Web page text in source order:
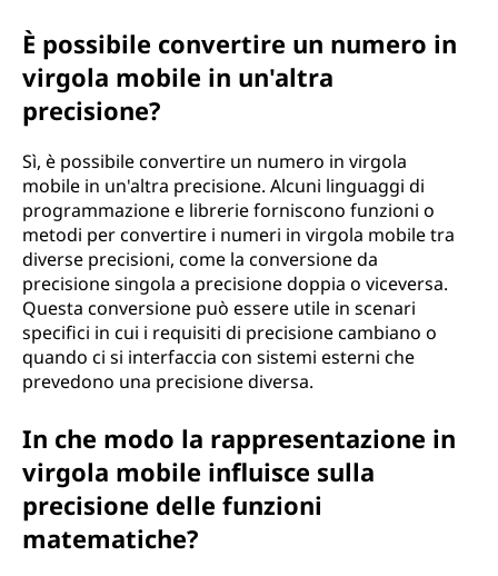
È possibile convertire un numero in
virgola mobile in un'altra
precisione?
Sì, è possibile convertire un numero in virgola
mobile in un'altra precisione. Alcuni linguaggi di
programmazione e librerie forniscono funzioni o
metodi per convertire i numeri in virgola mobile tra
diverse precisioni, come la conversione da
precisione singola a precisione doppia o viceversa.
Questa conversione può essere utile in scenari
specifici in cui i requisiti di precisione cambiano o
quando ci si interfaccia con sistemi esterni che
prevedono una precisione diversa.
In che modo la rappresentazione in
virgola mobile influisce sulla
precisione delle funzioni
matematiche?